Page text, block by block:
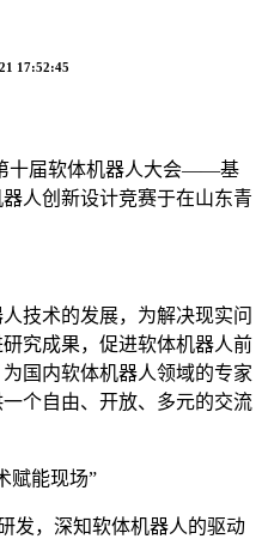
17:52:45
十届软体机器人大会——基
人创新设计竞赛于在山东青
术的发展，为解决现实问
究成果，促进软体机器人前
国内软体机器人领域的专家
个自由、开放、多元的交流
能现场”
，深知软体机器人的驱动